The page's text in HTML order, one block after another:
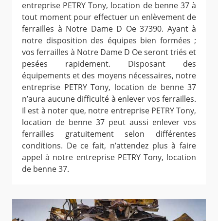
entreprise PETRY Tony, location de benne 37 à
tout moment pour effectuer un enlèvement de
ferrailles à Notre Dame D Oe 37390. Ayant à
notre disposition des équipes bien formées ;
vos ferrailles à Notre Dame D Oe seront triés et
pesées rapidement. Disposant des
équipements et des moyens nécessaires, notre
entreprise PETRY Tony, location de benne 37
n’aura aucune difficulté à enlever vos ferrailles.
Il est à noter que, notre entreprise PETRY Tony,
location de benne 37 peut aussi enlever vos
ferrailles gratuitement selon différentes
conditions. De ce fait, n’attendez plus à faire
appel à notre entreprise PETRY Tony, location
de benne 37.